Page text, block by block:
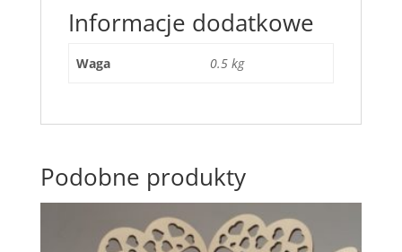
Informacje dodatkowe
Waga 0.5 kg
Podobne produkty